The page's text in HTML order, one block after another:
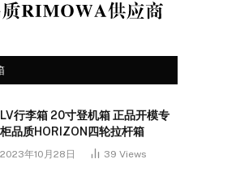
LV行李箱 20寸登机箱 正品开模专
柜品质HORIZON四轮拉杆箱
2023年10月28日 39 Views